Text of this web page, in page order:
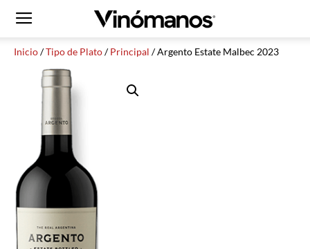
Inicio/Tipo de Plato/Principal / Argento Estate Malbec 2023